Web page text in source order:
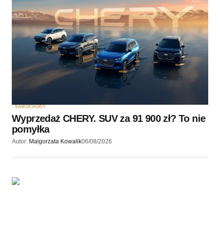
Twoję imię*
Twój adres e-mail*
Zapamiętaj moje dane w tej przeglądarce podczas
pisania kolejnych komentarzy.
Wyślij komentarz
SAMOCHODY
Wyprzedaż CHERY. SUV za 91 900 zł? To nie
pomyłka
Autor: Malgorzata Kowalik06/08/2026